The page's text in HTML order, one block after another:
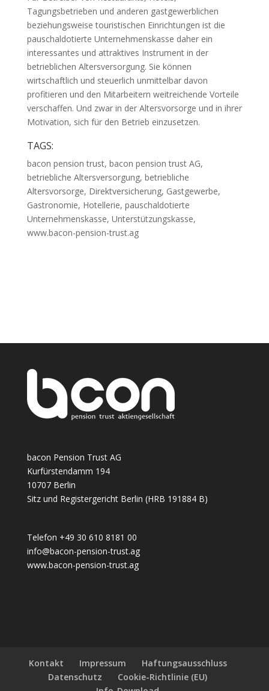
Tagungsbetrieben und anderen gastgewerblichen
beziehungsweise touristischen Einrichtungen ist die
pauschaldotierte Unternehmenskasse daher ein
interessantes und attraktives Instrument in der
betrieblichen Altersversorgung. Sie können
wirtschaftlich und steuerlich unmittelbar davon
profitieren und den Mitarbeitern weitreichende Vorteile
verschaffen. Und zwar in der Altersvorsorge und in ihrer
Motivation, sich für den Betrieb einzusetzen.
TAGS:
bacon pension trust, bacon pension trust AG,
betriebliche Altersversorgung, betriebliche
Altersvorsorge, Direktversicherung, Gastgewerbe,
Gastronomie, Hotellerie, pauschaldotierte
Unternehmenskasse, Unterstützungskasse,
www.bacon-pension-trust.ag
bacon Pension Trust AG
Kurfürstendamm 194
10707 Berlin
Sitz und Registergericht Berlin (HRB 191884 B)
Telefon +49 30 610 8181 00
info@bacon-pension-trust.ag
www.bacon-pension-trust.ag
Kontakt Impressum
Haftungsausschluss
Datenschutz
Cookie-Richtlinie (EU)